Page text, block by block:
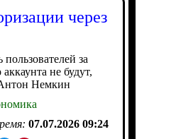
через
за
не будут,
Немкин
07.07.2026 09:24